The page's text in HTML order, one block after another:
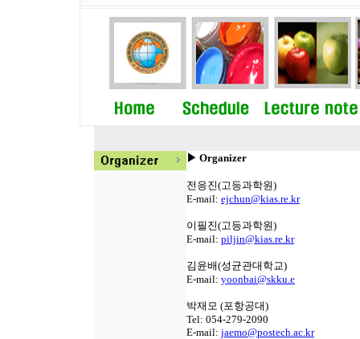
▶ Organizer
전응진(고등과학원)
E-mail: ejchun@kias.re.kr
이필진(고등과학원)
E-mail: piljin@kias.re.kr
김윤배(성균관대학교)
E-mail: yoonbai@skku.e
박재모 (포항공대)
Tel: 054-279-2090
E-mail: jaemo@postech.ac.kr